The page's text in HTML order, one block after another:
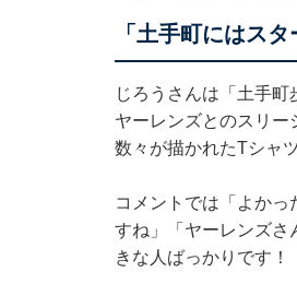
「土手町にはス
じろうさんは「土手
ヤーレンズとのスリ
数々が描かれたTシャ
コメントでは「よか
すね」「ヤーレンズ
きな人ばっかりです！